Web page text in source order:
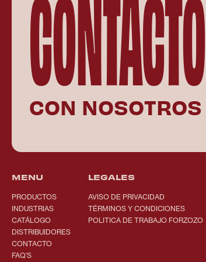
CONTACTO
CON NOSOTROS
MENU
PRODUCTOS
INDUSTRIAS
CATÁLOGO
DISTRIBUIDORES
CONTACTO
FAQ’S
LEGALES
AVISO DE PRIVACIDAD
TÉRMINOS Y CONDICIONES
POLITICA DE TRABAJO FORZOZO